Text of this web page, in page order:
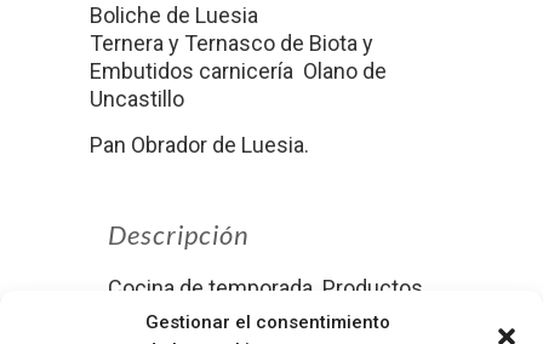
Gestionar el consentimiento
Boliche de Luesia
Ternera y Ternasco de Biota y
Embutidos carnicería Olano de
Uncastillo
Pan Obrador de Luesia.
Descripción
Cocina de temporada. Productos
de kilómetro cero.